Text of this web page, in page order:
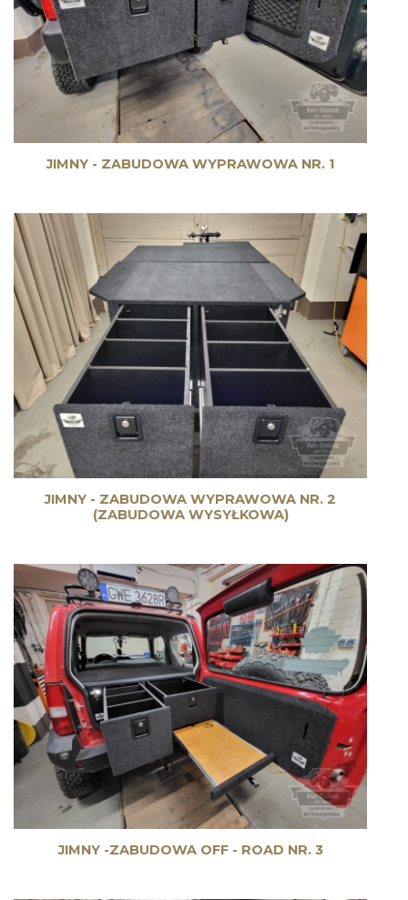
JIMNY - ZABUDOWA WYPRAWOWA NR. 1
JIMNY - ZABUDOWA WYPRAWOWA NR. 2
(ZABUDOWA WYSYŁKOWA)
JIMNY -ZABUDOWA OFF - ROAD NR. 3